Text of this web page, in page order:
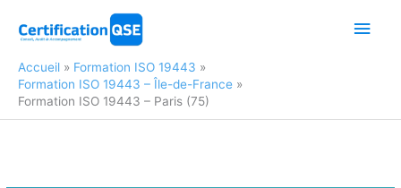
Accueil
Formation ISO 19443
Formation ISO 19443 – Île-de-France
Formation ISO 19443 – Paris (75)